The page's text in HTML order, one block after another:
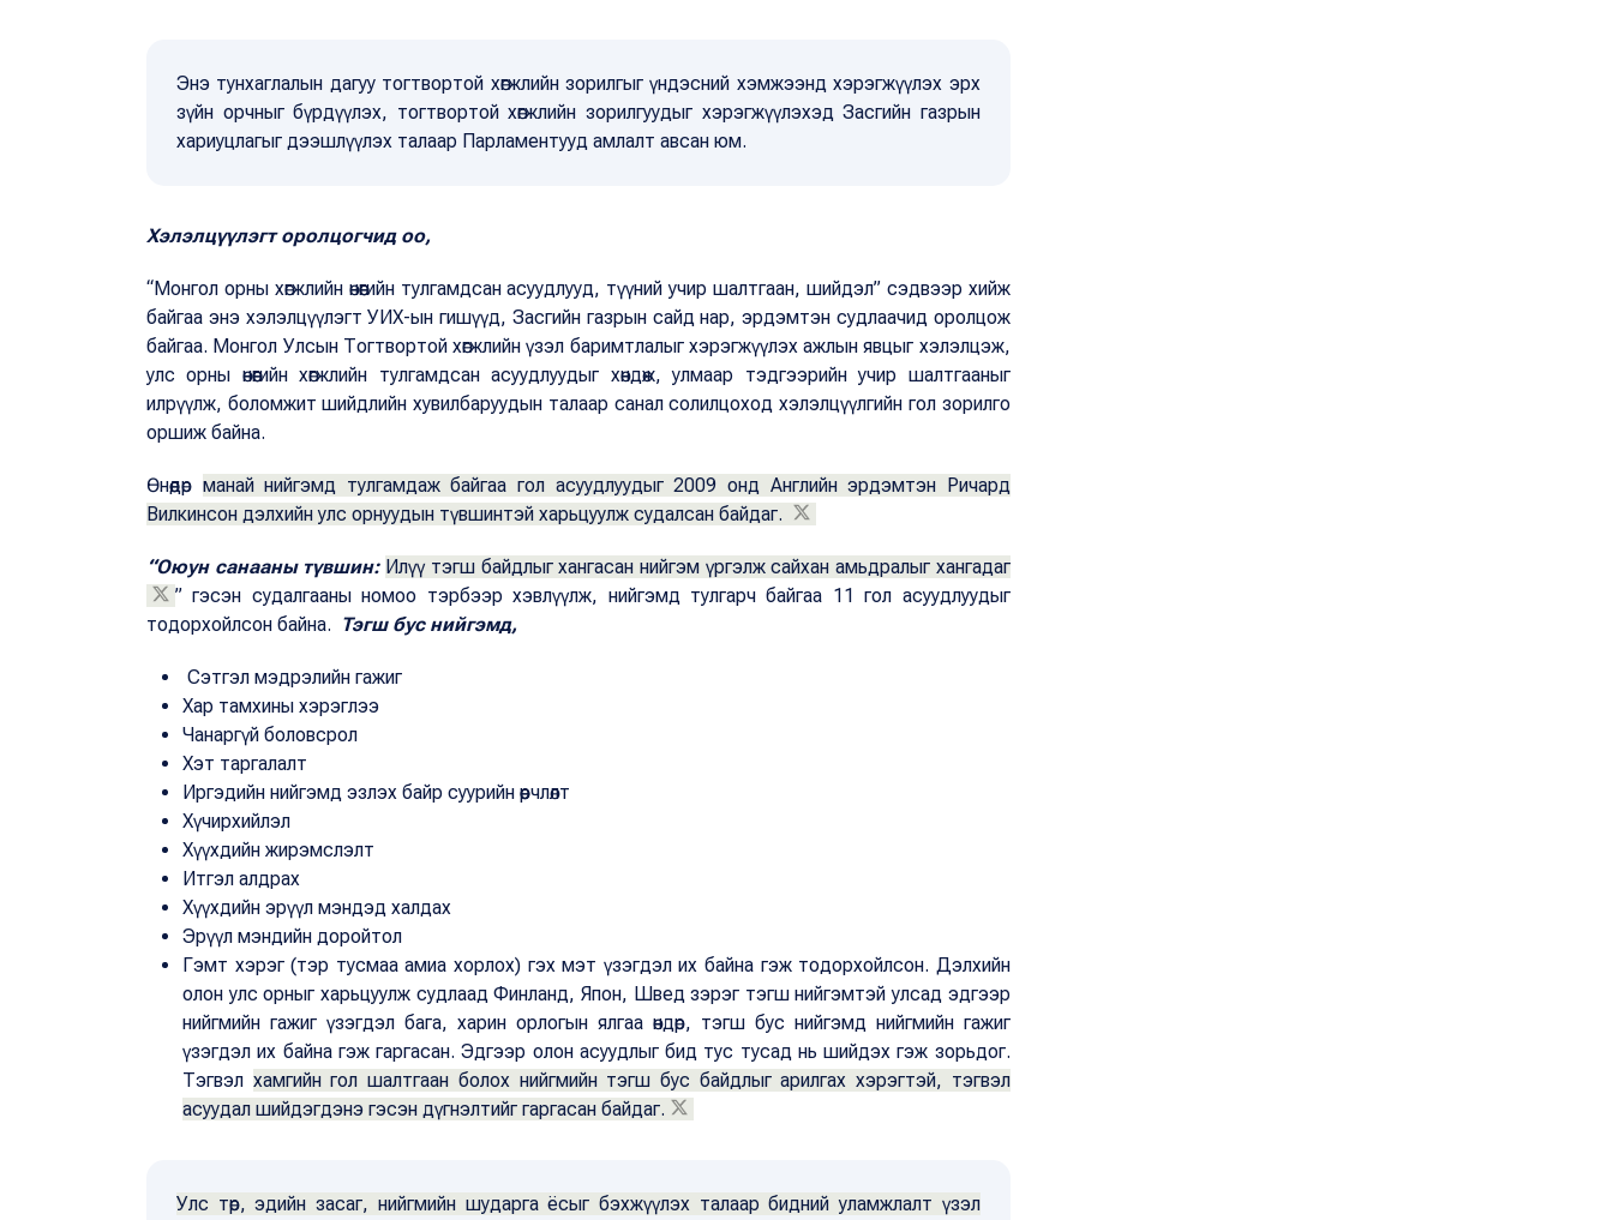
Энэ тунхаглалын дагуу тогтвортой хөгжлийн зорилгыг үндэсний хэмжээнд хэрэгжүүлэх эрх
зүйн орчныг бүрдүүлэх, тогтвортой хөгжлийн зорилгуудыг хэрэгжүүлэхэд Засгийн газрын
хариуцлагыг дээшлүүлэх талаар Парламентууд амлалт авсан юм.
Хэлэлцүүлэгт оролцогчид оо,
“Монгол орны хөгжлийн өнөөгийн тулгамдсан асуудлууд, түүний учир шалтгаан, шийдэл” сэдвээр хийж
байгаа энэ хэлэлцүүлэгт УИХ-ын гишүүд, Засгийн газрын сайд нар, эрдэмтэн судлаачид оролцож
байгаа. Монгол Улсын Тогтвортой хөгжлийн үзэл баримтлалыг хэрэгжүүлэх ажлын явцыг хэлэлцэж,
улс орны өнөөгийн хөгжлийн тулгамдсан асуудлуудыг хөндөж, улмаар тэдгээрийн учир шалтгааныг
илрүүлж, боломжит шийдлийн хувилбаруудын талаар санал солилцоход хэлэлцүүлгийн гол зорилго
оршиж байна.
Өнөөдөр манай нийгэмд тулгамдаж байгаа гол асуудлуудыг 2009 онд Английн эрдэмтэн Ричард
Вилкинсон дэлхийн улс орнуудын түвшинтэй харьцуулж судалсан байдаг.
“Оюун санааны түвшин: Илүү тэгш байдлыг хангасан нийгэм үргэлж сайхан амьдралыг хангадаг
” гэсэн судалгааны номоо тэрбээр хэвлүүлж, нийгэмд тулгарч байгаа 11 гол асуудлуудыг
тодорхойлсон байна. Тэгш бус нийгэмд,
Сэтгэл мэдрэлийн гажиг
Хар тамхины хэрэглээ
Чанаргүй боловсрол
Хэт таргалалт
Иргэдийн нийгэмд эзлэх байр суурийн өөрчлөлт
Хүчирхийлэл
Хүүхдийн жирэмслэлт
Итгэл алдрах
Хүүхдийн эрүүл мэндэд халдах
Эрүүл мэндийн доройтол
Гэмт хэрэг (тэр тусмаа амиа хорлох) гэх мэт үзэгдэл их байна гэж тодорхойлсон. Дэлхийн
олон улс орныг харьцуулж судлаад Финланд, Япон, Швед зэрэг тэгш нийгэмтэй улсад эдгээр
нийгмийн гажиг үзэгдэл бага, харин орлогын ялгаа өндөр, тэгш бус нийгэмд нийгмийн гажиг
үзэгдэл их байна гэж гаргасан. Эдгээр олон асуудлыг бид тус тусад нь шийдэх гэж зорьдог.
Тэгвэл хамгийн гол шалтгаан болох нийгмийн тэгш бус байдлыг арилгах хэрэгтэй, тэгвэл
асуудал шийдэгдэнэ гэсэн дүгнэлтийг гаргасан байдаг.
Улс төр, эдийн засаг, нийгмийн шударга ёсыг бэхжүүлэх талаар бидний уламжлалт үзэл